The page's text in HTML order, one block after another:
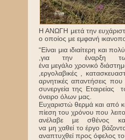
Η ΑΝΩΓΗ μετά την
ο οποίος με εμφανή
“Είναι μια ιδιαίτερη και
,για την έναρξη
ένα μεγάλο χρονικό
,εργολαβικές ,
αρνητικές απαντήσεις
συνεργεία της
όνειρο όλων μας.
Ευχαριστώ θερμά και από
πίεση του χρόνου που
ανέλαβε με σθένος
να μη χαθεί το έργο
αναπτυχθεί προς όφελος